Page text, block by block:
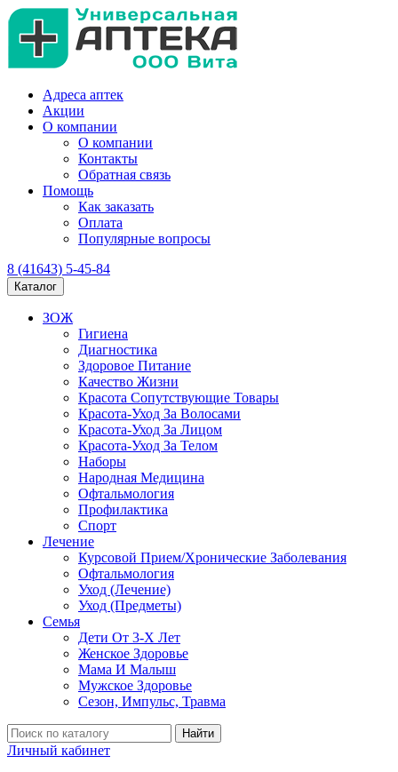
Адреса аптек
Акции
О компании
О компании
Контакты
Обратная связь
Помощь
Как заказать
Оплата
Популярные вопросы
8 (41643) 5-45-84
Каталог
ЗОЖ
Гигиена
Диагностика
Здоровое Питание
Качество Жизни
Красота Сопутствующие Товары
Красота-Уход За Волосами
Красота-Уход За Лицом
Красота-Уход За Телом
Наборы
Народная Медицина
Офтальмология
Профилактика
Спорт
Лечение
Курсовой Прием/Хронические Заболевания
Офтальмология
Уход (Лечение)
Уход (Предметы)
Семья
Дети От 3-Х Лет
Женское Здоровье
Мама И Малыш
Мужское Здоровье
Сезон, Импульс, Травма
Найти
Личный кабинет